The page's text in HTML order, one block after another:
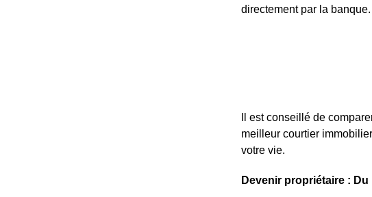
directement par la banque.
Il est conseillé de
meilleur courtier
votre vie.
Devenir propriétaire : Du